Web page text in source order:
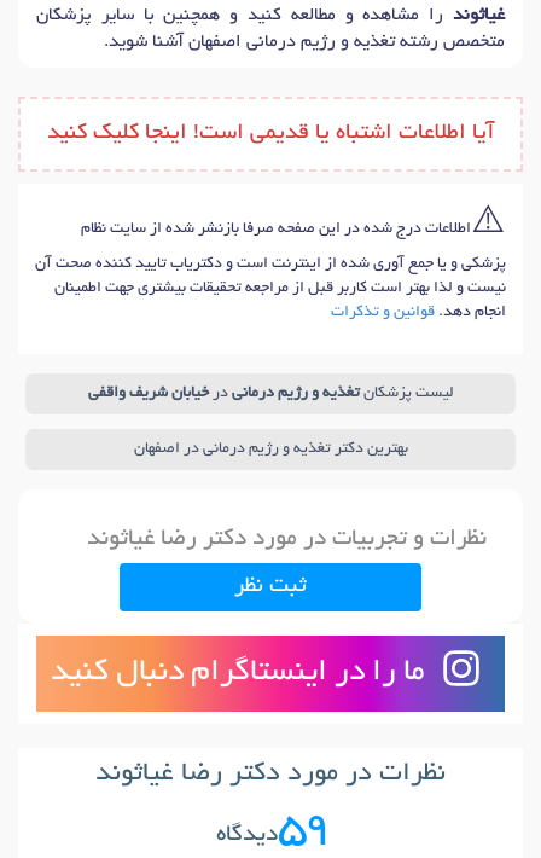
غیاثوند را مشاهده و مطالعه کنید و همچنین با سایر پزشکان
متخصص رشته تغذیه و رژیم درمانی اصفهان آشنا شوید.
آیا اطلاعات اشتباه یا قدیمی است! اینجا کلیک کنید
⚠️اطلاعات درج شده در این صفحه صرفا بازنشر شده از سایت نظام
پزشکی و یا جمع آوری شده از اینترنت است و دکتریاب تایید کننده صحت آن
نیست و لذا بهتر است کاربر قبل از مراجعه تحقیقات بیشتری جهت اطمینان
انجام دهد. قوانین و تذکرات
لیست پزشکانتغذیه و رژیم درمانی درخیابان شریف واقفی
بهترین دکتر تغذیه و رژیم درمانی در اصفهان
نظرات و تجربیات در مورد دکتر رضا غیاثوند
ثبت نظر
ما را در اینستاگرام دنبال کنید
نظرات در مورد دکتر رضا غیاثوند
59دیدگاه